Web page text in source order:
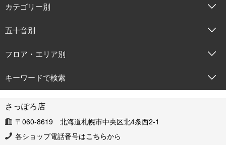
カテゴリー別
五十音別
フロア・エリア別
キーワードで検索
さっぽろ店
〒060-8619 北海道札幌市中央区北4条西2-1
各ショップ電話番号はこちらから